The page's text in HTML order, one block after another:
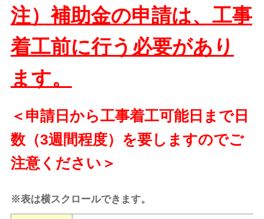
注）補助金の申請は、工事
着工前に行う必要があり
ます。
＜申請日から工事着工可能日まで日
数（3週間程度）を要しますのでご
注意ください＞
※表は横スクロールできます。